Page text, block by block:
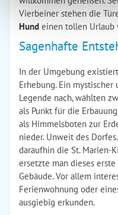
Vierbeiner stehen die
Hund einen tollen Urlaub
Sagenhafte
In der Umgebung
Erhebung. Ein
Legende nach, wählten
als Punkt für die
als Himmelsboten zur
nieder. Unweit des
daraufhin die St. Marien-
ersetzte man dieses
Gebäude. Vor allem
Ferienwohnung oder
ausgiebig erkunden.